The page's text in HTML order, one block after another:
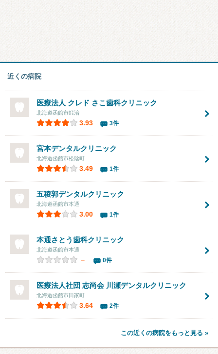
近くの病院
医療法人 クレド さこ歯科クリニック
北海道函館市鍛治
3.93 3件
宮本デンタルクリニック
北海道函館市松陰町
3.49 1件
五稜郭デンタルクリニック
北海道函館市本通
3.00 1件
本通さとう歯科クリニック
北海道函館市本通
－ 0件
医療法人社団 志尚会 川瀬デンタルクリニック
北海道函館市田家町
3.64 2件
この近くの病院をもっと見る »